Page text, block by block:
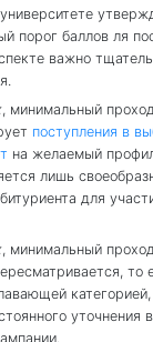
порог баллов ля
важно
, минимальный
поступления в
на желаемый
лишь
для
, минимальный
то
уточнения